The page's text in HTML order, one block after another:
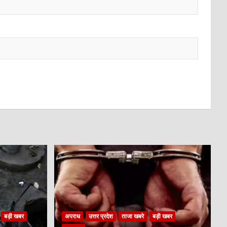
बड़ी खबर
अपराध उत्तर प्रदेश ताजा खबरे
बड़ी खबर